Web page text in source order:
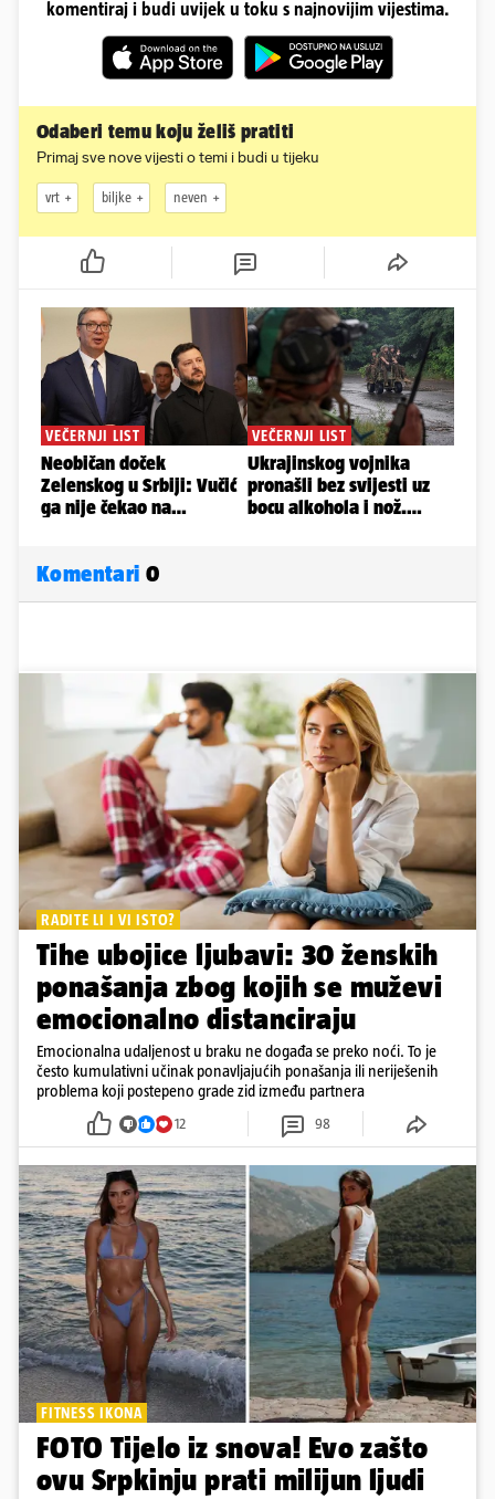
komentiraj i budi uvijek u toku s najnovijim vijestima.
Odaberi temu koju želiš pratiti
Primaj sve nove vijesti o temi i budi u tijeku
vrt biljke neven
Komentari 0
RADITE LI I VI ISTO?
Tihe ubojice ljubavi: 30 ženskih
ponašanja zbog kojih se muževi
emocionalno distanciraju
Emocionalna udaljenost u braku ne događa se preko noći. To je
često kumulativni učinak ponavljajućih ponašanja ili neriješenih
problema koji postepeno grade zid između partnera
12 98
FITNESS IKONA
FOTO Tijelo iz snova! Evo zašto
ovu Srpkinju prati milijun ljudi